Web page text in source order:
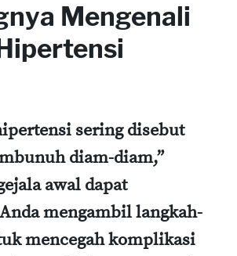
Mengenali
sering disebut
diam-diam,”
awal dapat
mengambil langkah-
mencegah komplikasi